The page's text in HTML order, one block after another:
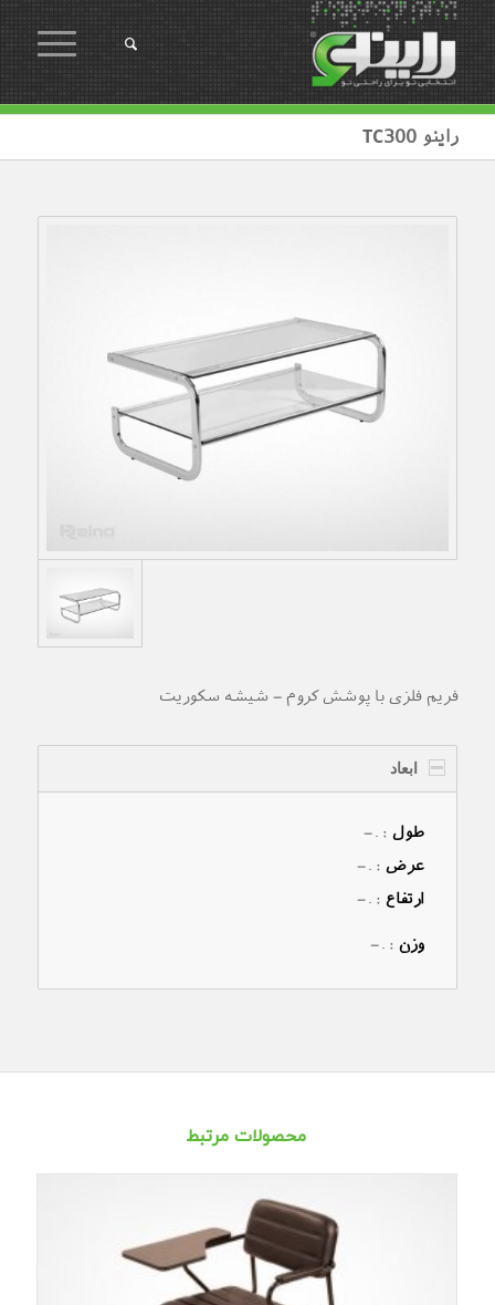
راینو TC300
فریم فلزی با پوشش کروم – شیشه سکوریت
ابعاد
طول: –
عرض: –
ارتفاع: –
وزن: –
محصولات مرتبط